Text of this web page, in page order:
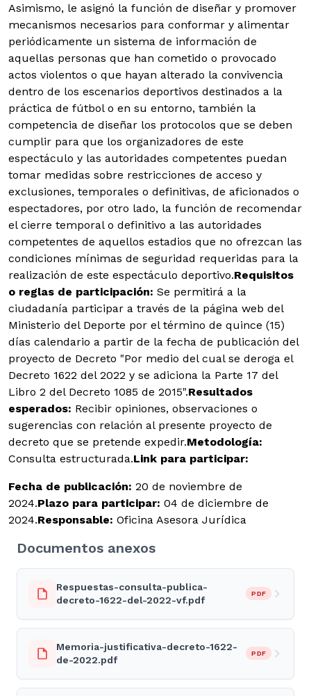
Asimismo, le asignó la función de diseñar y promover
mecanismos necesarios para conformar y alimentar
periódicamente un sistema de información de
aquellas personas que han cometido o provocado
actos violentos o que hayan alterado la convivencia
dentro de los escenarios deportivos destinados a la
práctica de fútbol o en su entorno, también la
competencia de diseñar los protocolos que se deben
cumplir para que los organizadores de este
espectáculo y las autoridades competentes puedan
tomar medidas sobre restricciones de acceso y
exclusiones, temporales o definitivas, de aficionados o
espectadores, por otro lado, la función de recomendar
el cierre temporal o definitivo a las autoridades
competentes de aquellos estadios que no ofrezcan las
condiciones mínimas de seguridad requeridas para la
realización de este espectáculo deportivo.Requisitos
o reglas de participación: Se permitirá a la
ciudadanía participar a través de la página web del
Ministerio del Deporte por el término de quince (15)
días calendario a partir de la fecha de publicación del
proyecto de Decreto "Por medio del cual se deroga el
Decreto 1622 del 2022 y se adiciona la Parte 17 del
Libro 2 del Decreto 1085 de 2015".Resultados
esperados: Recibir opiniones, observaciones o
sugerencias con relación al presente proyecto de
decreto que se pretende expedir.Metodología:
Consulta estructurada.Link para participar:
Fecha de publicación: 20 de noviembre de
2024.Plazo para participar: 04 de diciembre de
2024.Responsable: Oficina Asesora Jurídica
Documentos anexos
Respuestas-consulta-publica-
decreto-1622-del-2022-vf.pdf
PDF
Memoria-justificativa-decreto-1622-
de-2022.pdf
PDF